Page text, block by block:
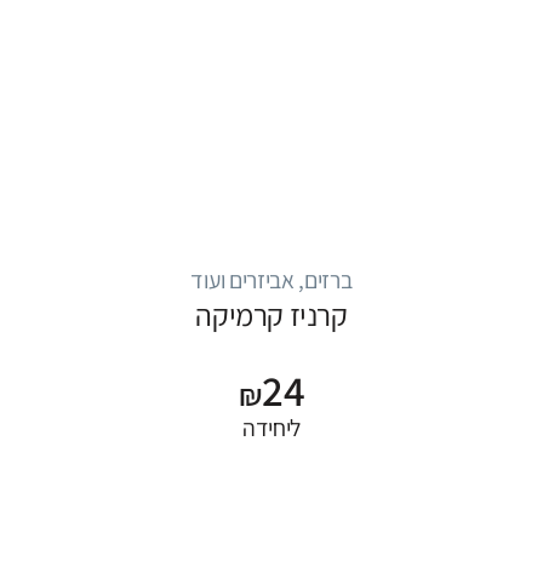
ברזים, אביזרים ועוד
קרניז קרמיקה
₪24
ליחידה